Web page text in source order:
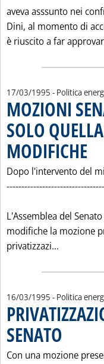
aveva asssunto nei
Dini, al momento di
è riuscito a far
17/03/1995 - Politica
MOZIONI
SOLO
MODIFICHE
Dopo l'intervento del
L'Assemblea del
modifiche la mozione
privatizzazi...
16/03/1995 - Politica
SENATO
Con una mozione